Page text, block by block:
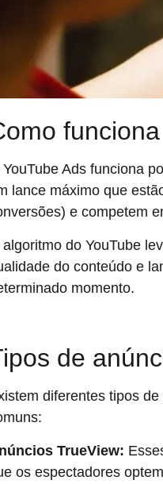
YouTube Ads funciona
lance máximo que
e competem
algoritmo do YouTube
do conteúdo e
momento.
de
diferentes tipos
TrueView:
os espectadores